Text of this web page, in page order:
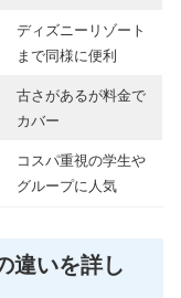
ディズニーリゾート
まで同様に便利
古さがあるが料金で
カバー
コスパ重視の学生や
グループに人気
違いを詳し